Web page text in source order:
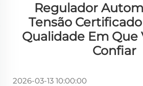
Regulador
Tensão Certificado
Qualidade Em Que
Confiar
2026-03-13 10:00:00